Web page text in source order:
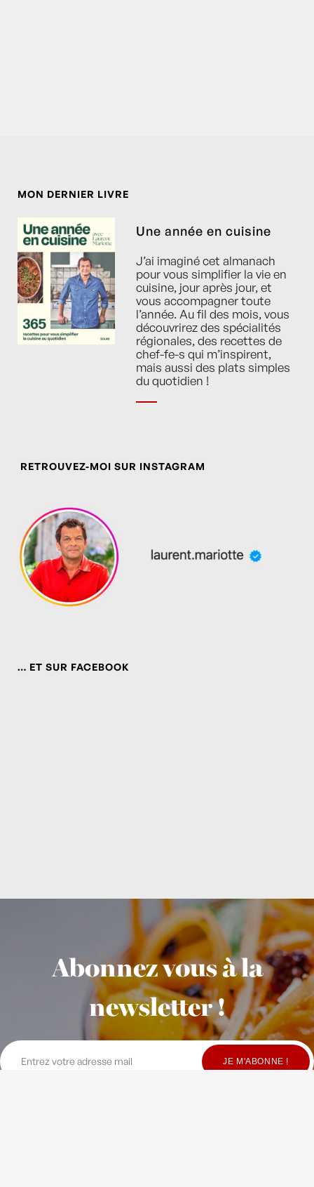
MON DERNIER LIVRE
Une année en cuisine
J’ai imaginé cet almanach
pour vous simplifier la vie en
cuisine, jour après jour, et
vous accompagner toute
l’année. Au fil des mois, vous
découvrirez des spécialités
régionales, des recettes de
chef-fe-s qui m’inspirent,
mais aussi des plats simples
du quotidien !
RETROUVEZ-MOI SUR INSTAGRAM
… ET SUR FACEBOOK
Abonnez vous à la
newsletter !